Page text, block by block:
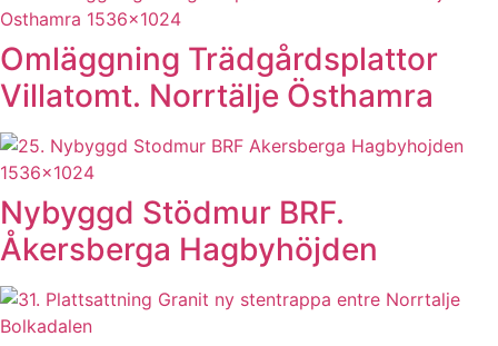
Omläggning Trädgårdsplattor
Villatomt. Norrtälje Östhamra
Nybyggd Stödmur BRF.
Åkersberga Hagbyhöjden